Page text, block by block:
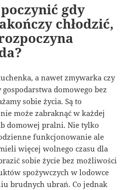
gdy
chłodzić,
a nawet zmywarka czy
domowego bez
sobie życia. Są to
może zabraknąć w każdej
domowej pralni. Nie tylko
funkcjonowanie ale
więcej wolnego czasu dla
sobie życie bez możliwości
spożywczych w lodowce
brudnych ubrań. Co jednak